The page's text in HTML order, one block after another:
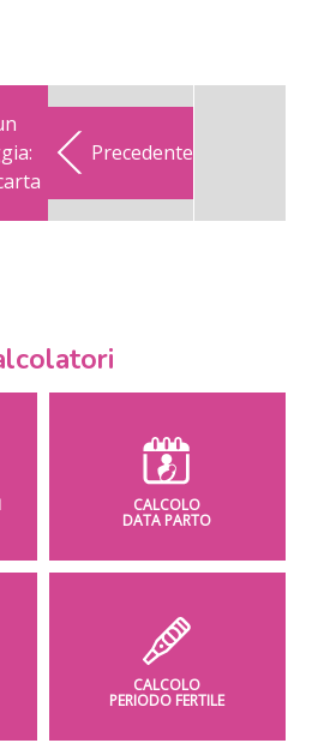
Precedente
CALCOLO
DATA PARTO
CALCOLO
PERIODO FERTILE